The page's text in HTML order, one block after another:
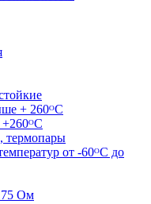
+ 260ᴼС
+260ᴼС
термопары
от -60ᴼC до
75 Ом